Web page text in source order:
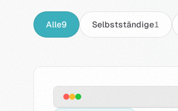
Alle9 Selbstständige1